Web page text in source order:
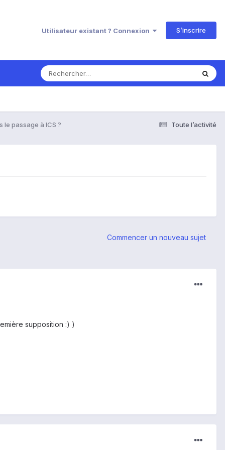
Utilisateur existant ? Connexion S’inscrire
Toute l’activité
passage à ICS ?
Commencer un nouveau sujet
supposition :) )